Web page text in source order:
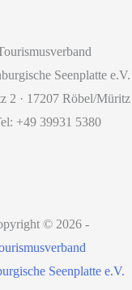
Seenplatte e.V.
2 · 17207 Röbel/Müritz
+49 39931 5380
© 2026 -
Seenplatte e.V.